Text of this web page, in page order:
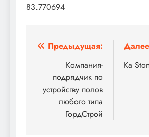
83.770694
Навигация
записям
Предыдущая:
Компания-
подрядчик по
устройству полов
любого типа
ГордСтрой
Ka